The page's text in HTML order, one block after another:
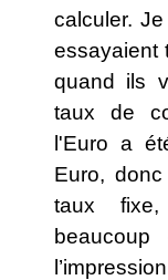
calculer.
essayaient
quand ils
taux de
l'Euro a
Euro,
taux